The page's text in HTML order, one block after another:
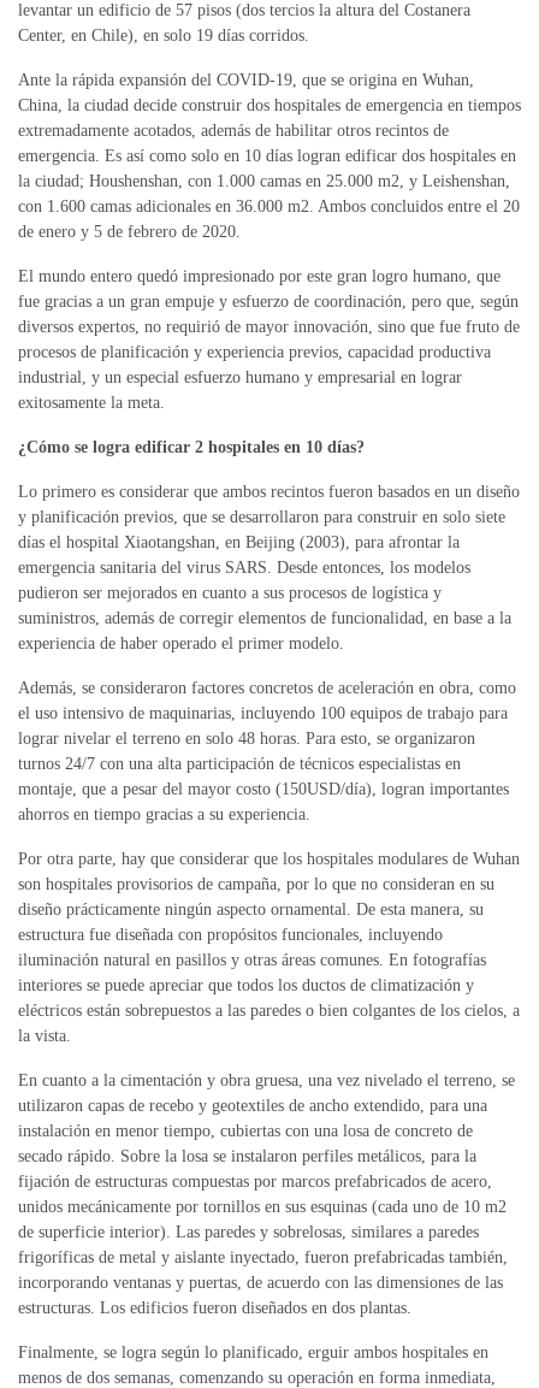
levantar un edificio de 57 pisos (dos tercios la altura del Costanera
Center, en Chile), en solo 19 días corridos.
Ante la rápida expansión del COVID-19, que se origina en Wuhan,
China, la ciudad decide construir dos hospitales de emergencia en tiempos
extremadamente acotados, además de habilitar otros recintos de
emergencia. Es así como solo en 10 días logran edificar dos hospitales en
la ciudad; Houshenshan, con 1.000 camas en 25.000 m2, y Leishenshan,
con 1.600 camas adicionales en 36.000 m2. Ambos concluidos entre el 20
de enero y 5 de febrero de 2020.
El mundo entero quedó impresionado por este gran logro humano, que
fue gracias a un gran empuje y esfuerzo de coordinación, pero que, según
diversos expertos, no requirió de mayor innovación, sino que fue fruto de
procesos de planificación y experiencia previos, capacidad productiva
industrial, y un especial esfuerzo humano y empresarial en lograr
exitosamente la meta.
¿Cómo se logra edificar 2 hospitales en 10 días?
Lo primero es considerar que ambos recintos fueron basados en un diseño
y planificación previos, que se desarrollaron para construir en solo siete
días el hospital Xiaotangshan, en Beijing (2003), para afrontar la
emergencia sanitaria del virus SARS. Desde entonces, los modelos
pudieron ser mejorados en cuanto a sus procesos de logística y
suministros, además de corregir elementos de funcionalidad, en base a la
experiencia de haber operado el primer modelo.
Además, se consideraron factores concretos de aceleración en obra, como
el uso intensivo de maquinarias, incluyendo 100 equipos de trabajo para
lograr nivelar el terreno en solo 48 horas. Para esto, se organizaron
turnos 24/7 con una alta participación de técnicos especialistas en
montaje, que a pesar del mayor costo (150USD/día), logran importantes
ahorros en tiempo gracias a su experiencia.
Por otra parte, hay que considerar que los hospitales modulares de Wuhan
son hospitales provisorios de campaña, por lo que no consideran en su
diseño prácticamente ningún aspecto ornamental. De esta manera, su
estructura fue diseñada con propósitos funcionales, incluyendo
iluminación natural en pasillos y otras áreas comunes. En fotografías
interiores se puede apreciar que todos los ductos de climatización y
eléctricos están sobrepuestos a las paredes o bien colgantes de los cielos, a
la vista.
En cuanto a la cimentación y obra gruesa, una vez nivelado el terreno, se
utilizaron capas de recebo y geotextiles de ancho extendido, para una
instalación en menor tiempo, cubiertas con una losa de concreto de
secado rápido. Sobre la losa se instalaron perfiles metálicos, para la
fijación de estructuras compuestas por marcos prefabricados de acero,
unidos mecánicamente por tornillos en sus esquinas (cada uno de 10 m2
de superficie interior). Las paredes y sobrelosas, similares a paredes
frigoríficas de metal y aislante inyectado, fueron prefabricadas también,
incorporando ventanas y puertas, de acuerdo con las dimensiones de las
estructuras. Los edificios fueron diseñados en dos plantas.
Finalmente, se logra según lo planificado, erguir ambos hospitales en
menos de dos semanas, comenzando su operación en forma inmediata,